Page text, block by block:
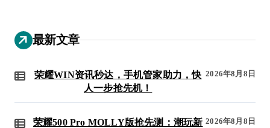
最新文章
荣耀WIN资讯秒达，手机管家助力，快
人一步抢先机！
2026年8月8日
荣耀500 Pro MOLLY版抢先测：潮玩新 2026年8月8日